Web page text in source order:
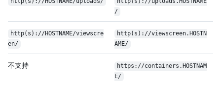
/
http(s)://HOSTNAME/viewscre
en/
http(s)://viewscreen.HOSTN
AME/
不支持
https://containers.HOSTNAM
E/